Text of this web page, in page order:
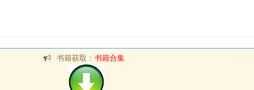
书籍获取： 书籍合集